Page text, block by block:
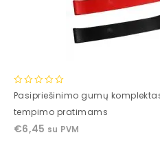
0
of
5
Pasipriešinimo gumų
tempimo pratimams
€6,45 su PVM